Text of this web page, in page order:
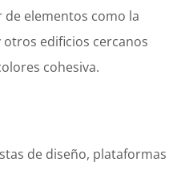
elementos como la
otros edificios cercanos
cohesiva.
de diseño, plataformas